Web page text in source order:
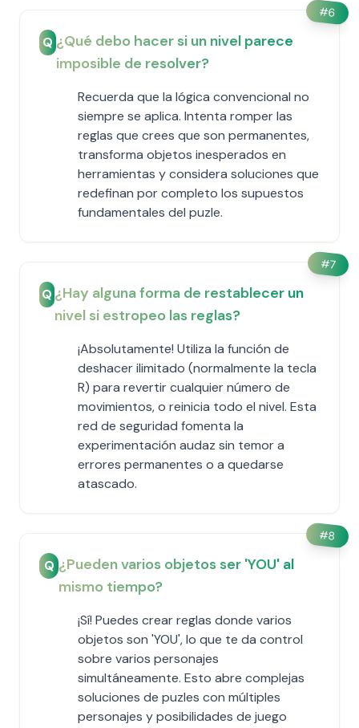
#6
Q ¿Qué debo hacer si un nivel parece
imposible de resolver?
Recuerda que la lógica convencional no
siempre se aplica. Intenta romper las
reglas que crees que son permanentes,
transforma objetos inesperados en
herramientas y considera soluciones que
redefinan por completo los supuestos
fundamentales del puzle.
#7
Q ¿Hay alguna forma de restablecer un
nivel si estropeo las reglas?
¡Absolutamente! Utiliza la función de
deshacer ilimitado (normalmente la tecla
R) para revertir cualquier número de
movimientos, o reinicia todo el nivel. Esta
red de seguridad fomenta la
experimentación audaz sin temor a
errores permanentes o a quedarse
atascado.
#8
Q ¿Pueden varios objetos ser 'YOU' al
mismo tiempo?
¡Sí! Puedes crear reglas donde varios
objetos son 'YOU', lo que te da control
sobre varios personajes
simultáneamente. Esto abre complejas
soluciones de puzles con múltiples
personajes y posibilidades de juego